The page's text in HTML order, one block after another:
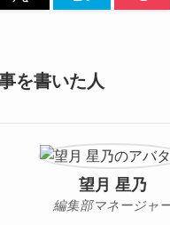
を書いた人
望月 星乃
編集部マネージャ